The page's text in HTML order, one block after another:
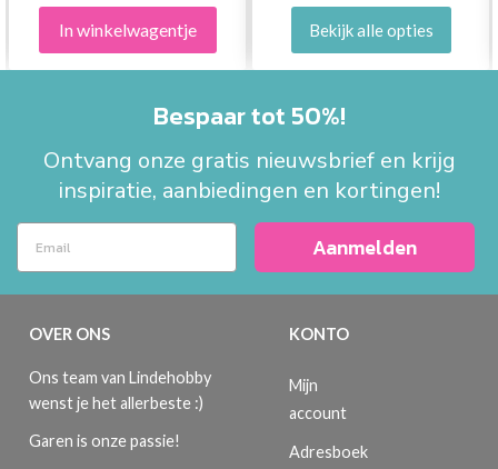
In winkelwagentje Bekijk alle opties
Bespaar tot 50%!
Ontvang onze gratis nieuwsbrief en krijg
inspiratie, aanbiedingen en kortingen!
Aanmelden
OVER ONS
Ons team van Lindehobby
wenst je het allerbeste :)
Garen is onze passie!
KONTO
Mijn
account
Adresboek